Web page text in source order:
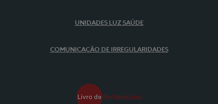
UNIDADES LUZ SAÚDE
COMUNICAÇÃO DE IRREGULARIDADES